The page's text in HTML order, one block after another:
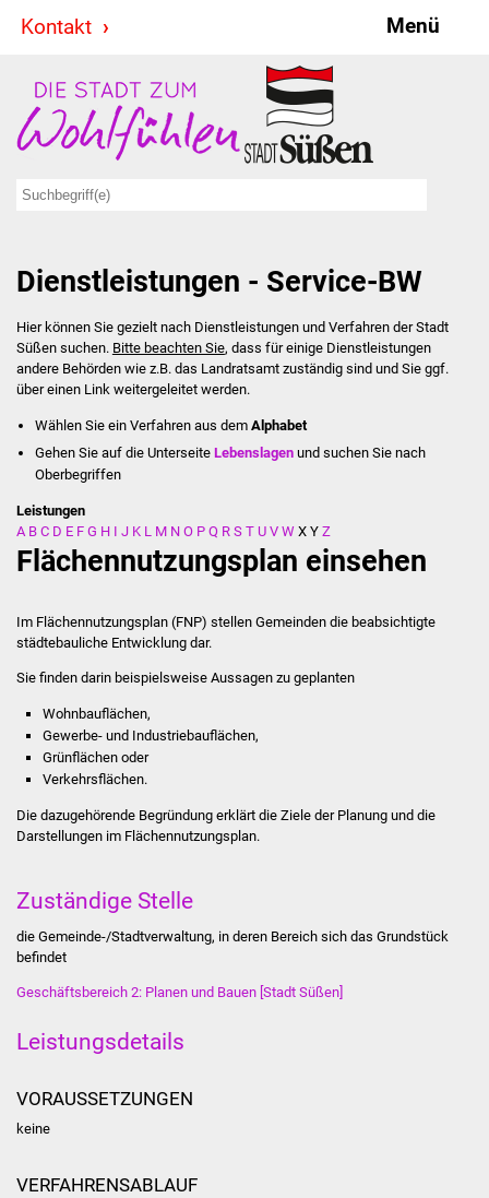
Kontakt Menü
Stadt & Politik
Bürgermeister
Ausschüsse
Ratsinformationssystem
Jugendbeirat
Summerrockfestival
Stadtverwaltung
Stellenangebote
Wahlen
Stadtinfo
Dienstleistungen - Service-BW
Hier können Sie gezielt nach Dienstleistungen und Verfahren der Stadt
Süßen suchen. Bitte beachten Sie, dass für einige Dienstleistungen
andere Behörden wie z.B. das Landratsamt zuständig sind und Sie ggf.
über einen Link weitergeleitet werden.
Wählen Sie ein Verfahren aus dem Alphabet
Gehen Sie auf die UnterseiteLebenslagen und suchen Sie nach
Oberbegriffen
Leistungen
A B C D E F G H I J K L M N O P Q R S T U V W X Y Z
Flächennutzungsplan einsehen
Im Flächennutzungsplan (FNP) stellen Gemeinden die beabsichtigte
städtebauliche Entwicklung dar.
Sie finden darin beispielsweise Aussagen zu geplanten
Wohnbauflächen,
Gewerbe- und Industriebauflächen,
Grünflächen oder
Verkehrsflächen.
Die dazugehörende Begründung erklärt die Ziele der Planung und die
Darstellungen im Flächennutzungsplan.
Zuständige Stelle
die Gemeinde-/Stadtverwaltung, in deren Bereich sich das Grundstück
befindet
Geschäftsbereich 2: Planen und Bauen [Stadt Süßen]
Leistungsdetails
VORAUSSETZUNGEN
keine
VERFAHRENSABLAUF